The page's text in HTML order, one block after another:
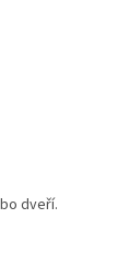
dveří.